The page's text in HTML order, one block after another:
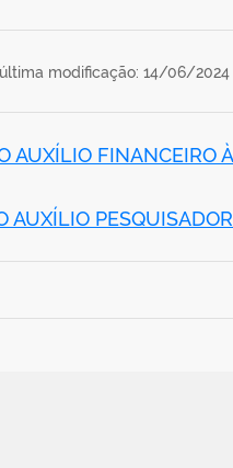
última modificação: 14/06/2024
FINANCEIRO